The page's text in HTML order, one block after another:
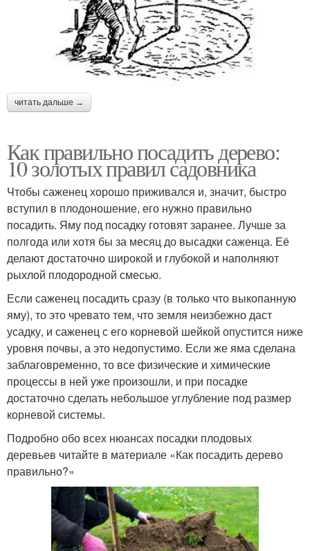
читать дальше →
Как правильно посадить дерево:
10 золотых правил садовника
Чтобы саженец хорошо приживался и, значит, быстро
вступил в плодоношение, его нужно правильно
посадить. Яму под посадку готовят заранее. Лучше за
полгода или хотя бы за месяц до высадки саженца. Её
делают достаточно широкой и глубокой и наполняют
рыхлой плодородной смесью.
Если саженец посадить сразу (в только что выкопанную
яму), то это чревато тем, что земля неизбежно даст
усадку, и саженец с его корневой шейкой опустится ниже
уровня почвы, а это недопустимо. Если же яма сделана
заблаговременно, то все физические и химические
процессы в ней уже произошли, и при посадке
достаточно сделать небольшое углубление под размер
корневой системы.
Подробно обо всех нюансах посадки плодовых
деревьев читайте в материале «Как посадить дерево
правильно?»